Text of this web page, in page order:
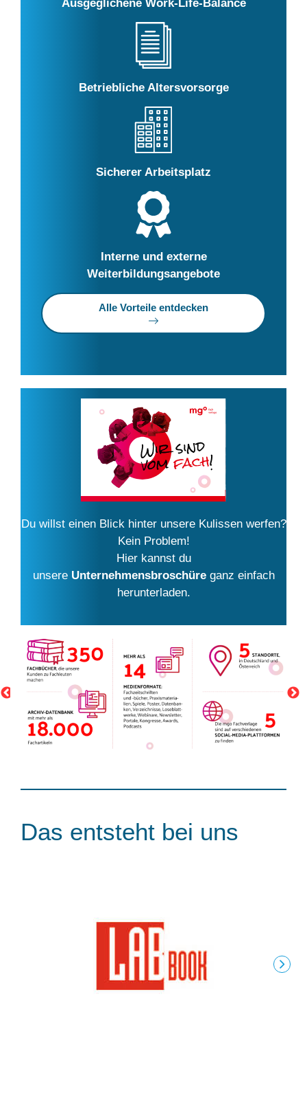
Ausgeglichene Work-Life-Balance
Betriebliche Altersvorsorge
Sicherer Arbeitsplatz
Interne und externe
Weiterbildungsangebote
Alle Vorteile entdecken
Du willst einen Blick hinter unsere Kulissen werfen?
Kein Problem!
Hier kannst du
unsere Unternehmensbroschüreganz einfach
herunterladen.
Das entsteht bei uns